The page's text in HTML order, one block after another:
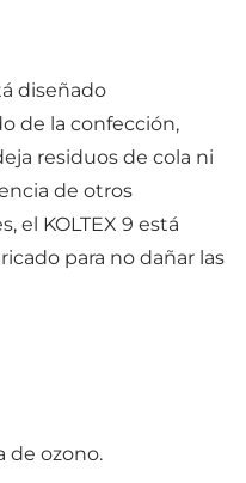
diseñado
de la confección,
residuos de cola ni
de otros
el KOLTEX 9 está
para no dañar las
de ozono.